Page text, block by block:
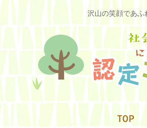
沢山の笑顔であふ